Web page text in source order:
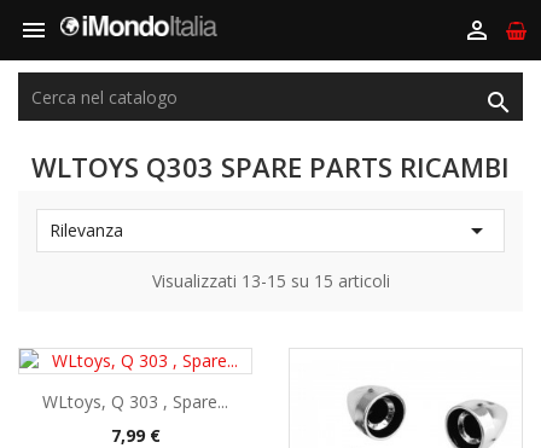
 

WLTOYS Q303 SPARE PARTS RICAMBI
Rilevanza 
Visualizzati 13-15 su 15 articoli
WLtoys, Q 303 , Spare...
Prezzo
7,99 €